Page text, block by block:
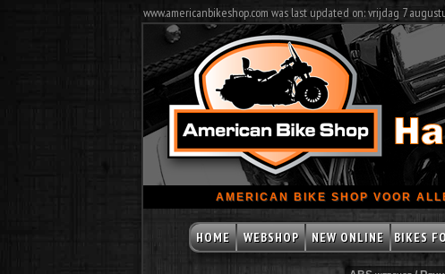
www.americanbikeshop.com was last updated on: vrijdag 7
AMERICAN BIKE SHOP VOOR
HOME WEBSHOP NEW ONLINE BIKES